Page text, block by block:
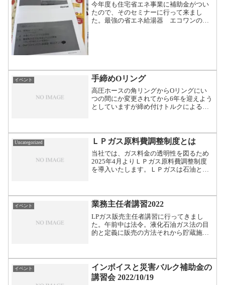
今年度も住宅省エネ事業に補助金がつい
たので、そのセミナーに行って来まし
た。最強の省エネ給湯器 エコワンの提
イベント 手締めOリング
高圧ホースの角リングからOリングにい
つの間にか変更されてから6年を迎えよう
としていますが締め付けトルクによる変
置変化には弱いです。割れや擦り傷を見
つけ次第早めの交換です...
Uncategorized ＬＰガス原料費調整制度とは
当社では、ガス料金の透明性を図るため
2025年4月よりＬＰガス原料費調整制度
を導入いたします。ＬＰガスは石油と同
る輸出価格（ＣＰ）や為替レート（ＴＴ
Ｓ）等の変動により輸...
イベント 業務主任者講習2022
LPガス販売主任者講習に行ってきまし
た。午前中は法令。液化石油ガス法の目
的と定義に販売の方法それから貯蔵施
習。消費者に対して交付する書面（いわ
ゆる14条書面）の指導や保...
イベント
インボイスと災害バルク補助金の
講習会 2022/10/19